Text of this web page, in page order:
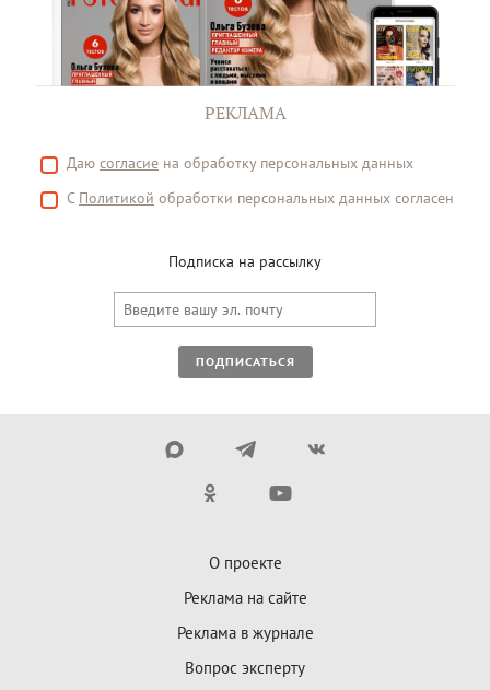
РЕКЛАМА
Даю согласие на обработку персональных данных
С Политикой обработки персональных данных согласен
Подписка на рассылку
ПОДПИСАТЬСЯ
О проекте
Реклама на сайте
Реклама в журнале
Вопрос эксперту